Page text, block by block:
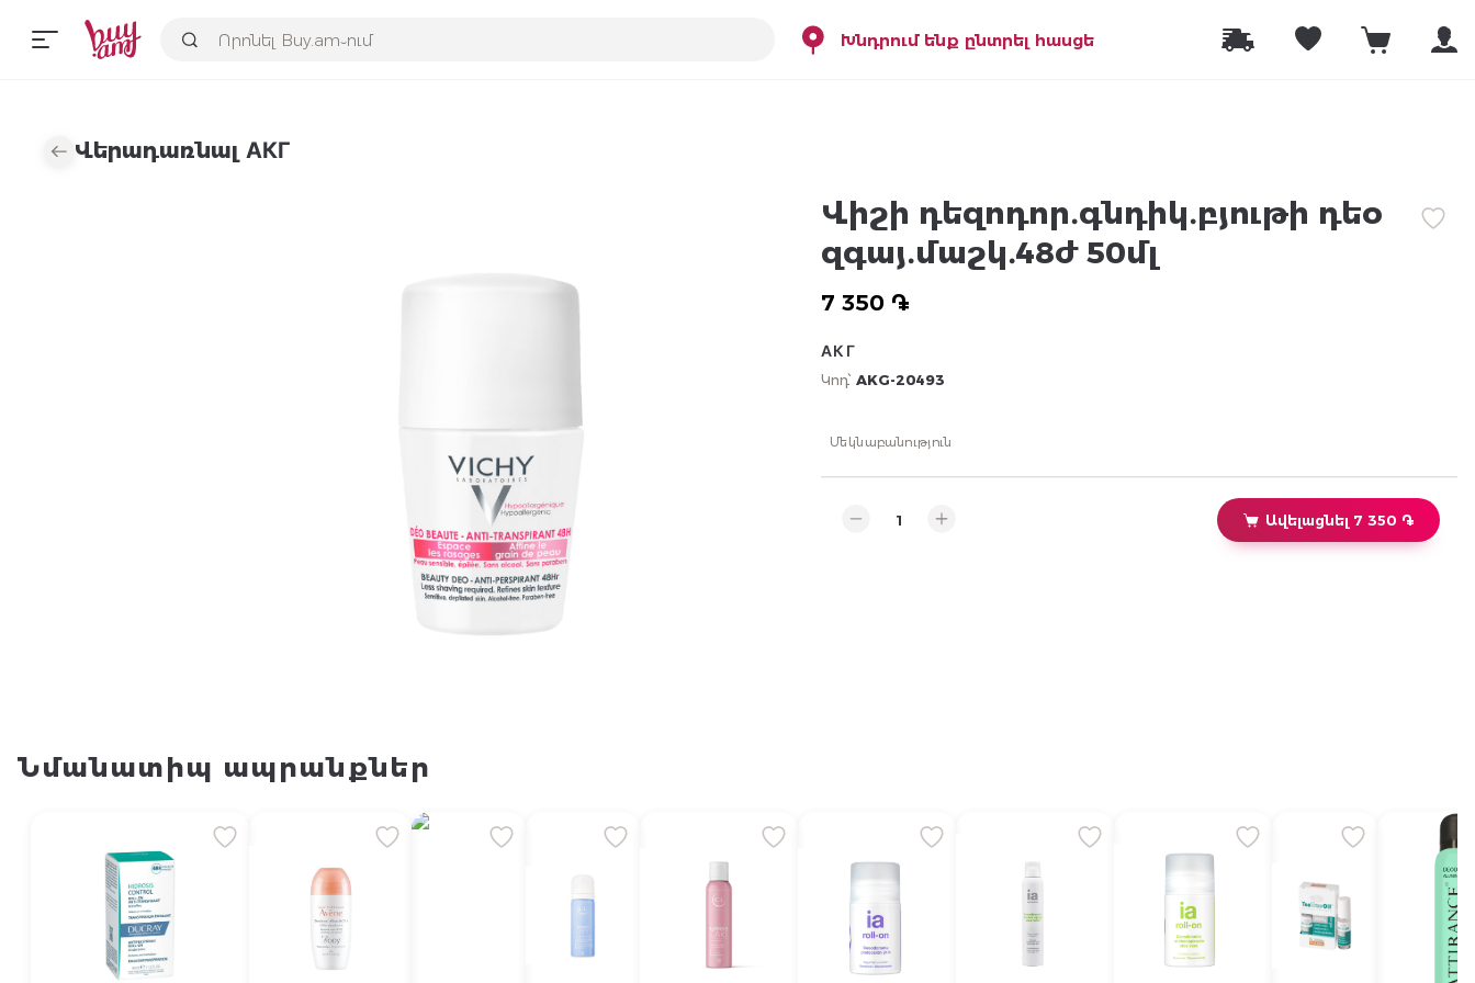
Խնդրում ենք ընտրել հասցե
Վերադառնալ АКГ
Վիշի դեզոդոր․գնդիկ․բյութի դեօ
զգայ․մաշկ․48ժ 50մլ
7 350 ֏
АКГ
Կոդ՝ AKG-20493
Մեկնաբանություն
Ավելացնել 7 350 ֏
Նմանատիպ ապրանքներ